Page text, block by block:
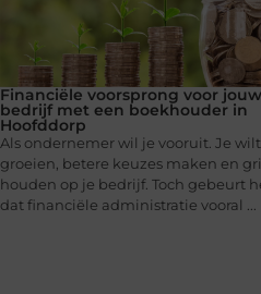
Financiële voorsprong voor
bedrijf met een boekhouder in
Hoofddorp
Als ondernemer wil je vooruit. Je wilt
groeien, betere keuzes maken en
houden op je bedrijf. Toch gebeurt
dat financiële administratie vooral ...